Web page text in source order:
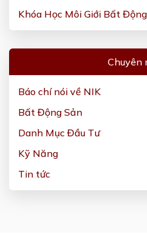
Khóa Học Môi Giới Bất
Chuyên
Báo chí nói về NIK
Bất Động Sản
Danh Mục Đầu Tư
Kỹ Năng
Tin tức